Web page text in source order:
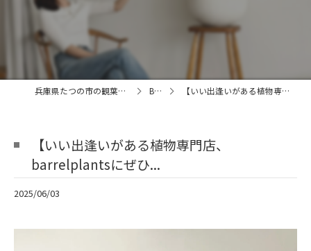
兵庫県たつの市の観葉植物ならbarrel plants BLOG 【いい出逢いがある植物専門店、barrelplantsにぜひ...
【いい出逢いがある植物専門店、
barrelplantsにぜひ...
2025/06/03